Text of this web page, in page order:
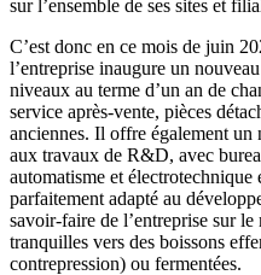
sur l’ensemble de ses sites et
C’est donc en ce mois de juin
l’entreprise inaugure un
niveaux au terme d’un an de
service après-vente, pièces
anciennes. Il offre également un
aux travaux de R&D, avec
automatisme et
parfaitement adapté au
savoir-faire de l’entreprise sur
tranquilles vers des boissons
contrepression) ou fermentées.